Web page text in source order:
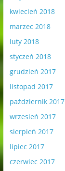
kwiecień 2018
marzec 2018
luty 2018
styczeń 2018
grudzień 2017
listopad 2017
październik 2017
wrzesień 2017
sierpień 2017
lipiec 2017
czerwiec 2017